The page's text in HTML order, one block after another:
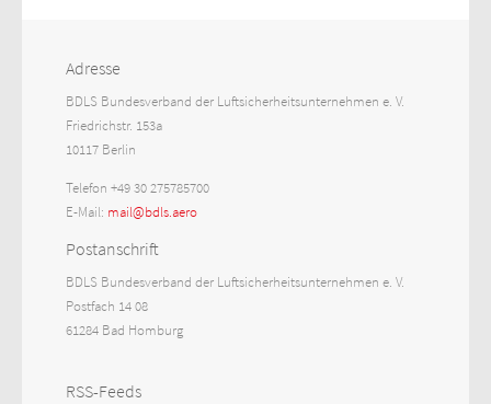
Adresse
BDLS Bundesverband der Luftsicherheitsunternehmen e. V.
Friedrichstr. 153a
10117 Berlin
Telefon +49 30 275785700
E-Mail: mail@bdls.aero
Postanschrift
BDLS Bundesverband der Luftsicherheitsunternehmen e. V.
Postfach 14 08
61284 Bad Homburg
RSS-Feeds